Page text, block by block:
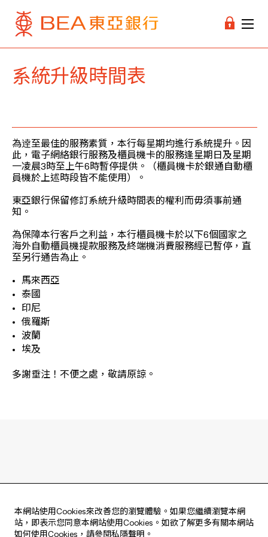
系統升級時間表
為逹至最佳的服務素質，本行每星期均進行系統提升。因
此，電子網絡銀行服務及櫃員機卡的服務逢星期日及星期
一凌晨3時至上午6時暫停提供。（櫃員機卡於銀通自動櫃
員機於上述時段皆不能使用）。
東亞銀行保留修訂系統升級時間表的權利而毋須事前通
知。
為保障本行客戶之利益，本行櫃員機卡於以下6個國家之
海外自動櫃員機提款服務及終端機消費服務經已暫停，直
至另行通告為止。
馬來西亞
泰國
印尼
俄羅斯
波蘭
埃及
多謝垂注！不便之處，敬請原諒。
本網站使用Cookies來改善您的瀏覽體驗。如果您繼續瀏覽本網
站，即表示您同意本網站使用Cookies。如欲了解更多有關本網站
如何使用Cookies，請參閱私隱聲明 。